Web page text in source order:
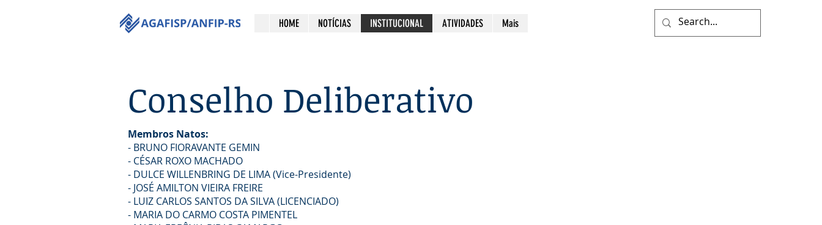
HOME NOTÍCIAS INSTITUCIONAL ATIVIDADES Mais
Conselho Deliberativo
Membros Natos:
- BRUNO FIORAVANTE GEMIN
- CÉSAR ROXO MACHADO
- DULCE WILLENBRING DE LIMA (Vice-Presidente)
- JOSÉ AMILTON VIEIRA FREIRE
- LUIZ CARLOS SANTOS DA SILVA (LICENCIADO)
- MARIA DO CARMO COSTA PIMENTEL